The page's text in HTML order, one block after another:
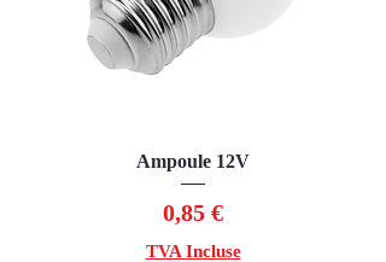
Ampoule 12V
Prix
0,85 €
TVA Incluse